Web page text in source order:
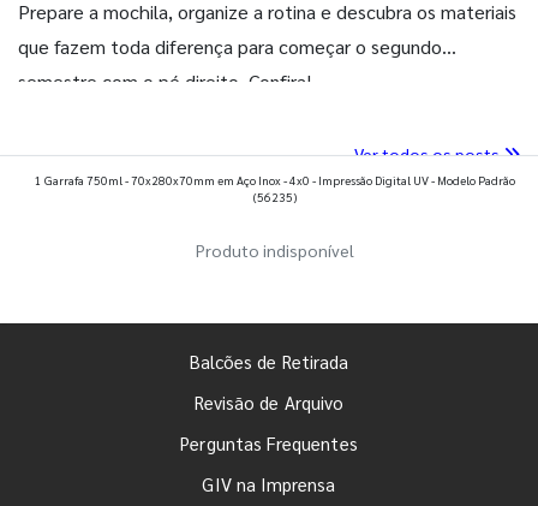
Prepare a mochila, organize a rotina e descubra os materiais
que fazem toda diferença para começar o segundo
semestre com o pé direito. Confira!
Ver todos os posts
1 Garrafa 750ml - 70x280x70mm em Aço Inox - 4x0 - Impressão Digital UV - Modelo Padrão
(56235)
Produto indisponível
Balcões de Retirada
Revisão de Arquivo
Perguntas Frequentes
GIV na Imprensa